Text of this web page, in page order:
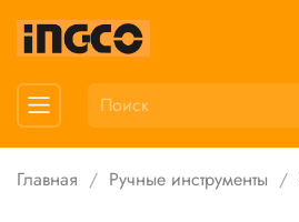
Главная Ручные инструменты